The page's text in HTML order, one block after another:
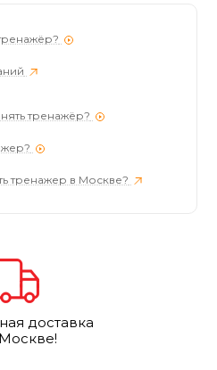
тренажёр?
тренажер в Москве?
доставка